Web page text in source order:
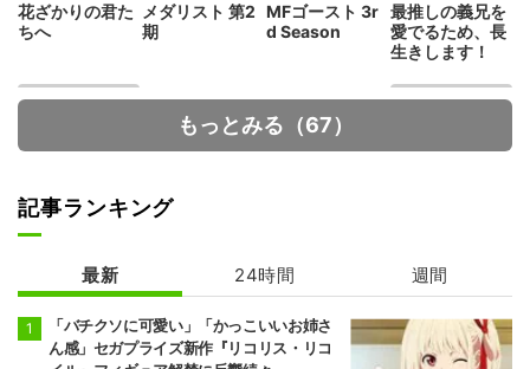
花ざかりの君た
ちへ
メダリスト 第2
期
MFゴースト 3r
d Season
最推しの義兄を
愛でるため、長
生きします！
拷問バイトくん
の日常
魔術師クノンは
見えている
もっとみる（67）
記事ランキング
最新 24時間 週間
「バチクソに可愛い」「かっこいいお姉さ
ん感」セガプライズ新作『リコリス・リコ